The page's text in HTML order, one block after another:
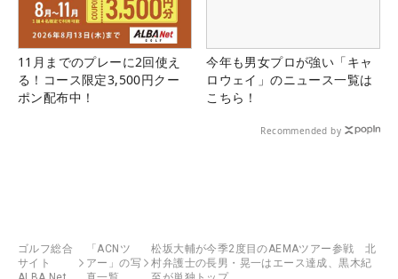
11月までのプレーに2回使え
る！コース限定3,500円クー
ポン配布中！
今年も男女プロが強い「キャ
ロウェイ」のニュース一覧は
こちら！
Recommended by
ゴルフ総合
サイト
「ACNツ
アー」の写
松坂大輔が今季2度目のAEMAツアー参戦 北
村弁護士の長男・晃一はエース達成、黒木紀